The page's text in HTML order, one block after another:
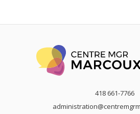
418 661-7766